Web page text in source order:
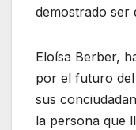
demostrado ser
Eloísa Berber,
por el futuro
sus
la persona que